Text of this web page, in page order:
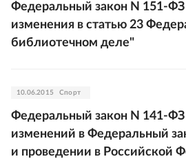
Федеральный закон N 151-
изменения в статью 23
библиотечном деле"
10.06.2015 Спорт
Федеральный закон N 141-
изменений в Федеральный
и проведении в Российской